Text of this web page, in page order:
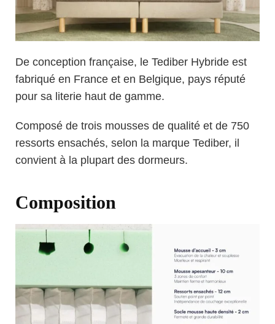
De conception française, le Tediber Hybride est
fabriqué en France et en Belgique, pays réputé
pour sa literie haut de gamme.
Composé de trois mousses de qualité et de 750
ressorts ensachés, selon la marque Tediber, il
convient à la plupart des dormeurs.
Composition